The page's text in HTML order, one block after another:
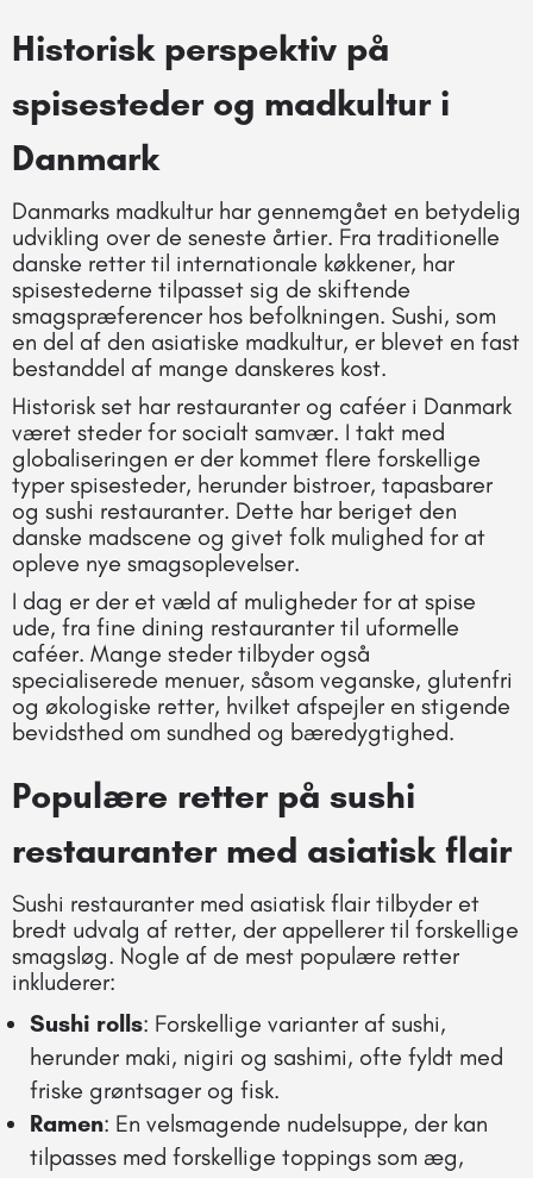
Historisk perspektiv på
spisesteder og madkultur i
Danmark
Danmarks madkultur har gennemgået en betydelig
udvikling over de seneste årtier. Fra traditionelle
danske retter til internationale køkkener, har
spisestederne tilpasset sig de skiftende
smagspræferencer hos befolkningen. Sushi, som
en del af den asiatiske madkultur, er blevet en fast
bestanddel af mange danskeres kost.
Historisk set har restauranter og caféer i Danmark
været steder for socialt samvær. I takt med
globaliseringen er der kommet flere forskellige
typer spisesteder, herunder bistroer, tapasbarer
og sushi restauranter. Dette har beriget den
danske madscene og givet folk mulighed for at
opleve nye smagsoplevelser.
I dag er der et væld af muligheder for at spise
ude, fra fine dining restauranter til uformelle
caféer. Mange steder tilbyder også
specialiserede menuer, såsom veganske, glutenfri
og økologiske retter, hvilket afspejler en stigende
bevidsthed om sundhed og bæredygtighed.
Populære retter på sushi
restauranter med asiatisk flair
Sushi restauranter med asiatisk flair tilbyder et
bredt udvalg af retter, der appellerer til forskellige
smagsløg. Nogle af de mest populære retter
inkluderer:
Sushi rolls: Forskellige varianter af sushi,
herunder maki, nigiri og sashimi, ofte fyldt med
friske grøntsager og fisk.
Ramen: En velsmagende nudelsuppe, der kan
tilpasses med forskellige toppings som æg,